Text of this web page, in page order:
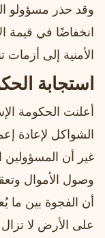
وقد حذر مسؤولو
انخفاضًا في قيمة
الأمنية إلى أزمات
استجابة
أعلنت الحكومة
الشواكل لإعادة
غير أن المسؤولين
وصول الأموال
أن الفجوة بين
على الأرض لا